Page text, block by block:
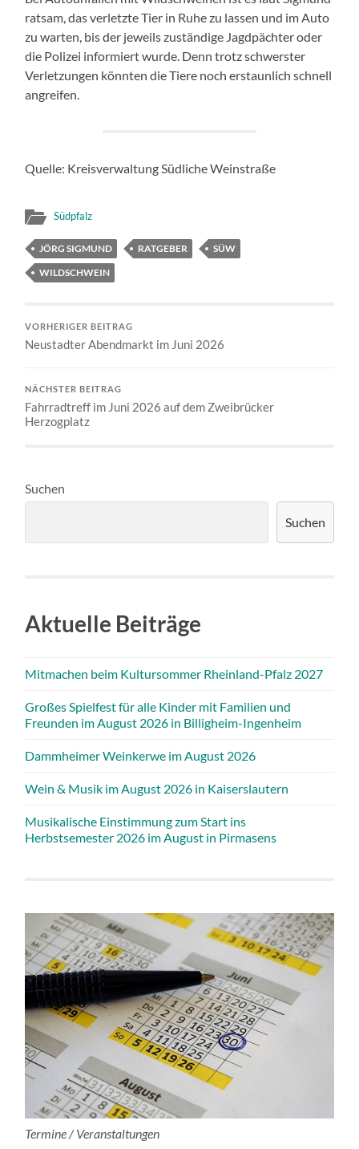
ratsam, das verletzte Tier in Ruhe zu lassen und im Auto
zu warten, bis der jeweils zuständige Jagdpächter oder
die Polizei informiert wurde. Denn trotz schwerster
Verletzungen könnten die Tiere noch erstaunlich schnell
angreifen.
Quelle: Kreisverwaltung Südliche Weinstraße
Südpfalz
JÖRG SIGMUND RATGEBER
SÜW
WILDSCHWEIN
VORHERIGER BEITRAG
Neustadter Abendmarkt im Juni 2026
NÄCHSTER BEITRAG
Fahrradtreff im Juni 2026 auf dem Zweibrücker
Herzogplatz
Suchen
Suchen
Aktuelle Beiträge
Mitmachen beim Kultursommer Rheinland-Pfalz 2027
Großes Spielfest für alle Kinder mit Familien und
Freunden im August 2026 in Billigheim-Ingenheim
Dammheimer Weinkerwe im August 2026
Wein & Musik im August 2026 in Kaiserslautern
Musikalische Einstimmung zum Start ins
Herbstsemester 2026 im August in Pirmasens
Termine / Veranstaltungen